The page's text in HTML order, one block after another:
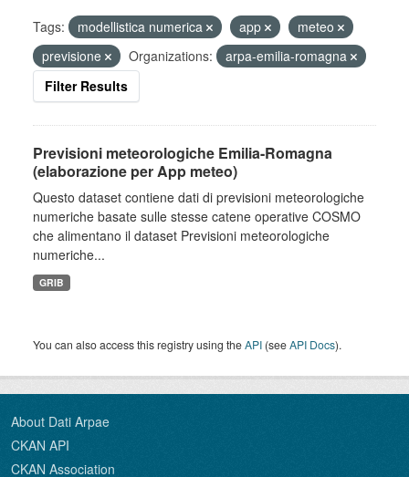
Tags: modellistica numerica app
meteo
previsione
Organizations:
arpa-emilia-romagna
Filter Results
Previsioni meteorologiche Emilia-Romagna
(elaborazione per App meteo)
Questo dataset contiene dati di previsioni meteorologiche
numeriche basate sulle stesse catene operative COSMO
che alimentano il dataset Previsioni meteorologiche
numeriche...
GRIB
You can also access this registry using theAPI (seeAPI Docs).
About Dati Arpae
CKAN API
CKAN Association